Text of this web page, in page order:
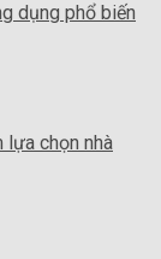
dụng phổ biến
lựa chọn nhà